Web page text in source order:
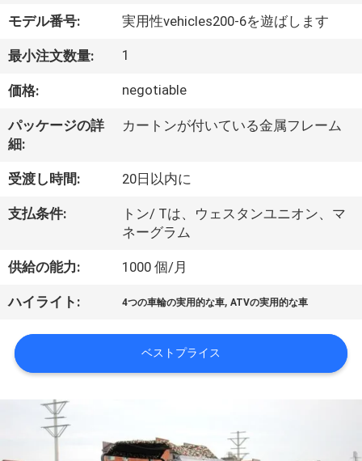
私
に
つ
い
て
工
場
行
モデル番号: 実用性vehicles200-6を遊ばします
最小注文数量: 1
価格: negotiable
パッケージの詳
細:
カートンが付いている金属フレーム
受渡し時間: 20日以内に
支払条件:
トン/ Tは、ウェスタンユニオン、マ
ネーグラム
供給の能力: 1000 個/月
ハイライト: 4つの車輪の実用的な車,ATVの実用的な車
ベストプライス